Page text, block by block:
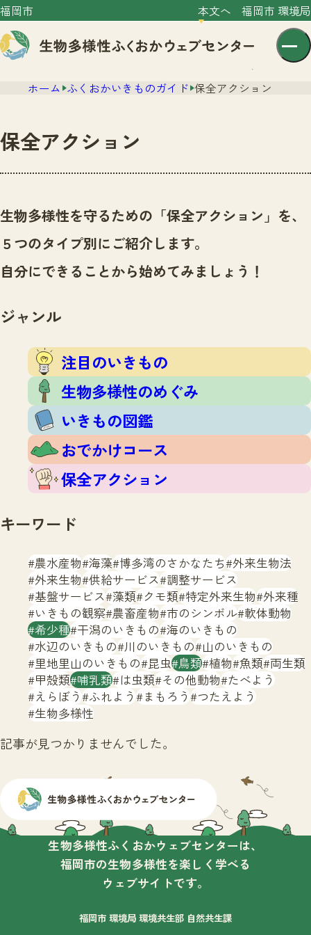
福岡市 本文へ 福岡市 環境局
文字サイズ 小 中 大
センター紹介
センター紹介TOP
サイトポリシー
ニュース
ニュースTOP
市の取組み
いきものガイド
注目のいきもの
いきもの図鑑
おでかけコース
保全アクション
調査レポート
調査レポートTOP
調査結果
ふくおかいきものマップ
マッチング
マッチングTOP
掲載申し込みフォーム
お問合せ
生物多様性ふくおかウェブセンターとは
サイトマップ
ホーム ふくおかいきものガイド 保全アクション
保全アクション
生物多様性を守るための「保全アクション」を、
５つのタイプ別にご紹介します。
自分にできることから始めてみましょう！
ジャンル
注目のいきもの
生物多様性のめぐみ
いきもの図鑑
おでかけコース
保全アクション
キーワード
農水産物 海藻 博多湾のさかなたち 外来生物法
外来生物 供給サービス 調整サービス
基盤サービス 藻類 クモ類 特定外来生物 外来種
いきもの観察 農畜産物 市のシンボル 軟体動物
希少種 干潟のいきもの 海のいきもの
水辺のいきもの 川のいきもの 山のいきもの
里地里山のいきもの 昆虫 鳥類 植物 魚類 両生類
甲殻類 哺乳類 は虫類 その他動物 たべよう
えらぼう ふれよう まもろう つたえよう
生物多様性
記事が見つかりませんでした。
生物多様性ふくおかウェブセンターは、
福岡市の生物多様性を楽しく学べる
ウェブサイトです。
福岡市 環境局 環境共生部 自然共生課